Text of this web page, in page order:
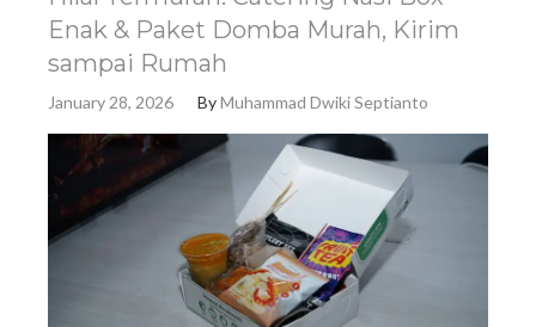
Enak & Paket Domba Murah, Kirim
sampai Rumah
January 28, 2026 ByMuhammad Dwiki Septianto